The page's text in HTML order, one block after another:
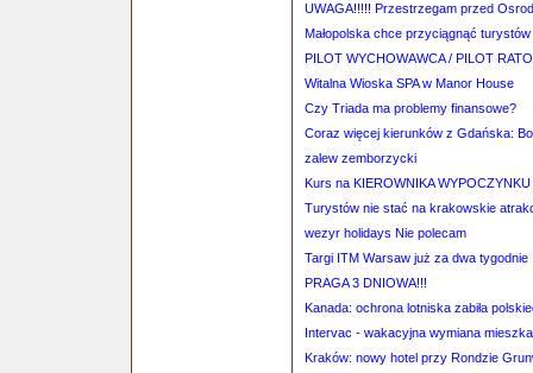
UWAGA!!!!! Przestrzegam przed
Małopolska chce przyciągnąć
PILOT WYCHOWAWCA / PILOT
Witalna Wioska SPA w Manor House
Czy Triada ma problemy finansowe?
Coraz więcej kierunków z Gdańska:
zalew zemborzycki
Kurs na KIEROWNIKA WYPOCZYNKU
Turystów nie stać na krakowskie
wezyr holidays Nie polecam
Targi ITM Warsaw już za dwa tygodnie
PRAGA 3 DNIOWA!!!
Kanada: ochrona lotniska zabiła
Intervac - wakacyjna wymiana
Kraków: nowy hotel przy Rondzie